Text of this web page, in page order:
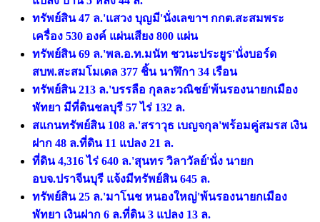
ทรัพย์สิน 47 ล.'แสวง บุญมี'นั่งเลขาฯ กกต.สะสมพระ
เครื่อง 530 องค์ แผ่นเสียง 800 แผ่น
ทรัพย์สิน 69 ล.'พล.อ.ท.มนัท ชวนะประยูร'นั่งบอร์ด
สบพ.สะสมโมเดล 377 ชิ้น นาฬิกา 34 เรือน
ทรัพย์สิน 213 ล.'บรรลือ กุลละวณิชย์'พ้นรองนายกเมือง
พัทยา มีที่ดินชลบุรี 57 ไร่ 132 ล.
สแกนทรัพย์สิน 108 ล.'สราวุธ เบญจกุล'พร้อมคู่สมรส เงิน
ฝาก 48 ล.ที่ดิน 11 แปลง 21 ล.
ที่ดิน 4,316 ไร่ 640 ล.'สุนทร วิลาวัลย์'นั่ง นายก
อบจ.ปราจีนบุรี แจ้งมีทรัพย์สิน 645 ล.
ทรัพย์สิน 25 ล.'มาโนช หนองใหญ่'พ้นรองนายกเมือง
พัทยา เงินฝาก 6 ล.ที่ดิน 3 แปลง 13 ล.